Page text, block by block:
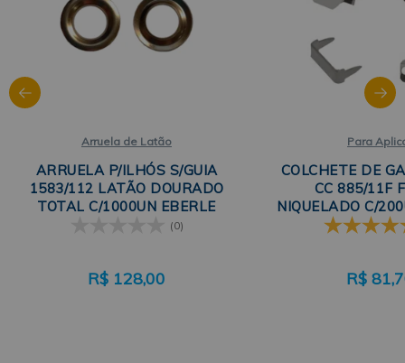
Arruela de Latão
ARRUELA P/ILHÓS S/GUIA
1583/112 LATÃO DOURADO
TOTAL C/1000UN EBERLE
(0)
R$ 128,00
Para
COLCHETE DE
CC 885/11F
NIQUELADO C/
R$